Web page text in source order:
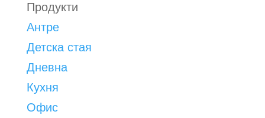
Продукти
Антре
Детска стая
Дневна
Кухня
Офис